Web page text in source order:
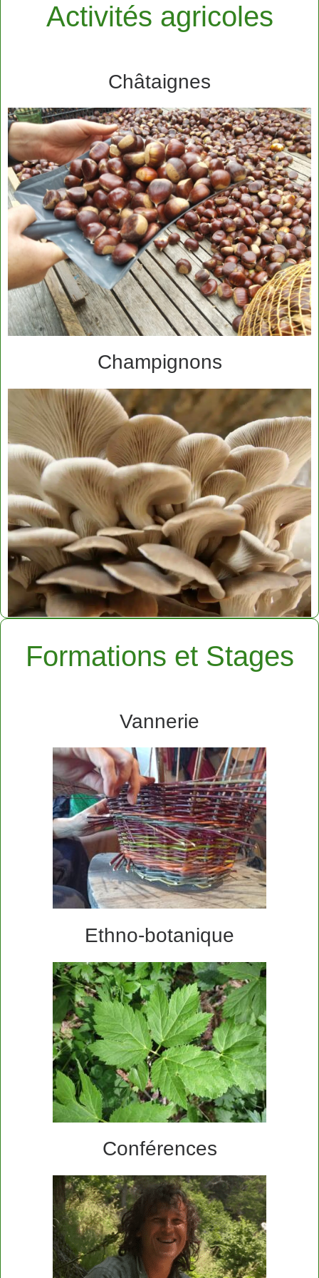
Activités agricoles
Châtaignes
Champignons
Formations et Stages
Vannerie
Ethno-botanique
Conférences